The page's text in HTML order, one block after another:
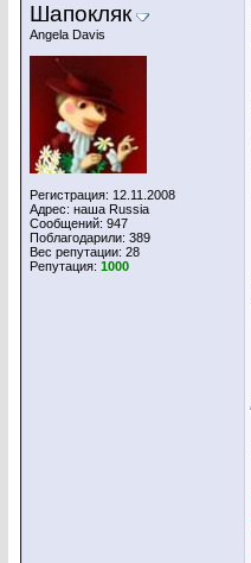
Шапокляк
Angela Davis
Регистрация: 12.11.2008
Адрес: наша Russia
Сообщений: 947
Поблагодарили: 389
Вес репутации: 28
Репутация: 1000